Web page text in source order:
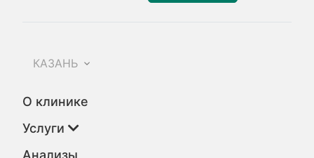
КАЗАНЬ
О клинике
Услуги
Анализы